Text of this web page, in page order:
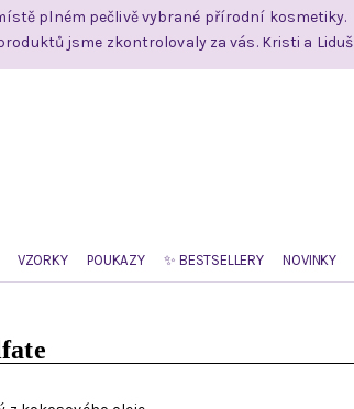
plném pečlivě vybrané přírodní kosmetiky.
jsme zkontrolovaly za vás. Kristi a Liduš
VZORKY POUKAZY ✨ BESTSELLERY NOVINKY